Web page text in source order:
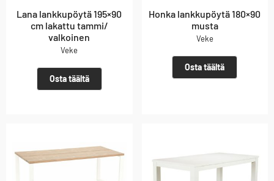
Lana lankkupöytä 195×90
cm lakattu tammi/
valkoinen
Veke
Osta täältä
Honka lankkupöytä 180×90
musta
Veke
Osta täältä